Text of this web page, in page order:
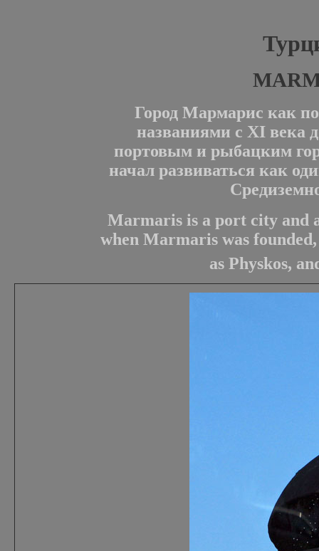
Город Мармарис как
названиями с XI века
портовым и рыбацким
начал развиваться как
Marmarisis a port city and
when Marmaris was
as Physkos,